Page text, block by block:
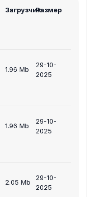
ЗагрузчикРазмер
1.96 Mb
29-10-
2025
1.96 Mb
29-10-
2025
2.05 Mb
29-10-
2025